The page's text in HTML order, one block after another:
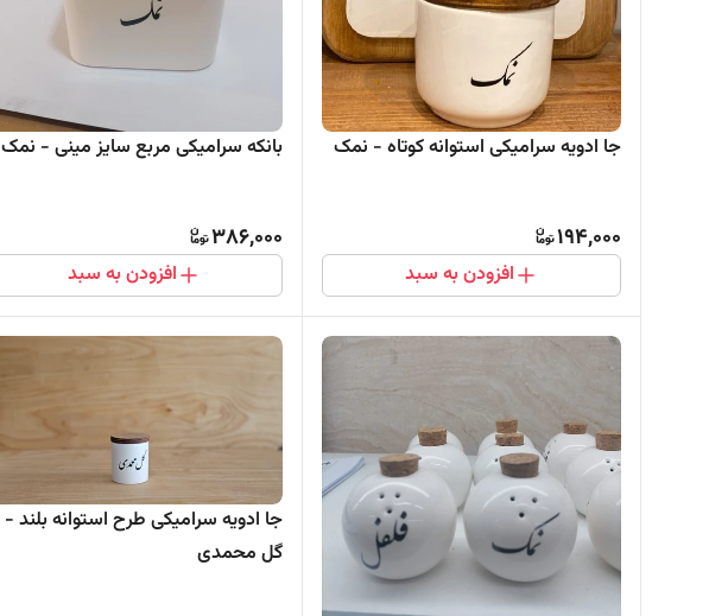
جا ادویه سرامیکی استوانه کوتاه - نمک
194,000
افزودن به سبد
بانکه سرامیکی مربع سایز مینی - نمک
386,000
افزودن به سبد
جا ادویه سرامیکی طرح استوانه بلند -
گل محمدی